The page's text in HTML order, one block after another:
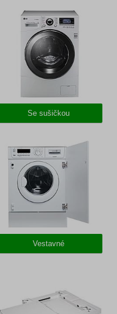
Se sušičkou
Vestavné